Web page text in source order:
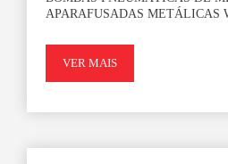
APARAFUSADAS METÁLICAS
VER MAIS